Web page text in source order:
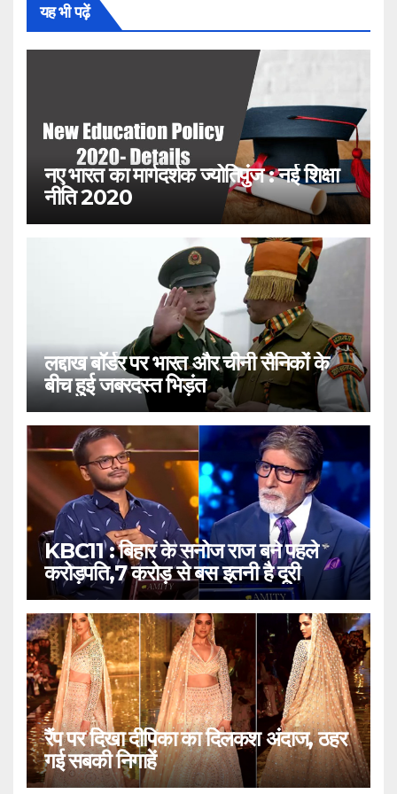
यह भी पढ़ें
नए भारत का मार्गदर्शक ज्योतिपुंज : नई शिक्षा
नीति 2020
लद्दाख बॉर्डर पर भारत और चीनी सैनिकों के
बीच हुई जबरदस्त भिड़ंत
KBC11 : बिहार के सनोज राज बने पहले
करोड़पति,7 करोड़ से बस इतनी है दूरी
रैंप पर दिखा दीपिका का दिलकश अंदाज, ठहर
गई सबकी निगाहें